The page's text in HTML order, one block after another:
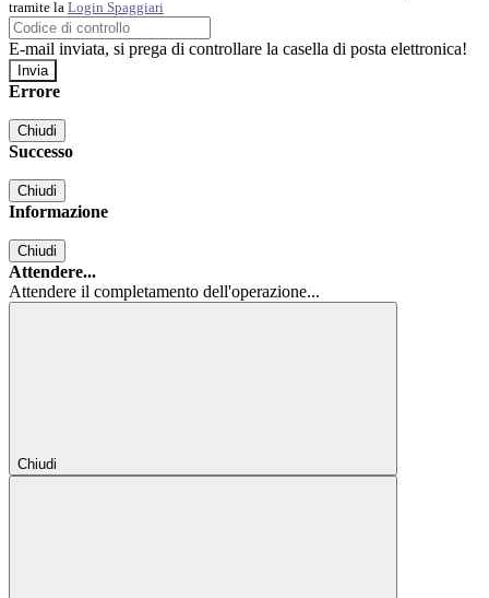
tramite la Login Spaggiari
E-mail inviata, si prega di controllare la casella di posta elettronica!
Errore
Chiudi
Successo
Chiudi
Informazione
Chiudi
Attendere...
Attendere il completamento dell'operazione...
Chiudi